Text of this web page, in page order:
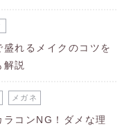
れるメイクのコツを
説
メガネ
コンNG！ダメな理